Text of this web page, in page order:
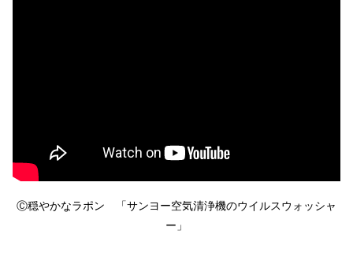
Ⓒ穏やかなラポン 「サンヨー空気清浄機のウイルスウォッシャ
ー」